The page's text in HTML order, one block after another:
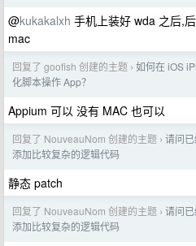
@kukakalxh 手机上装好 wda 之后,
mac
回复了 goofish 创建的主题 › 如何在 iOS
化脚本操作 App？
Appium 可以 没有 MAC 也可以
回复了 NouveauNom 创建的主题 › 请问
添加比较复杂的逻辑代码
静态 patch
回复了 NouveauNom 创建的主题 › 请问
添加比较复杂的逻辑代码